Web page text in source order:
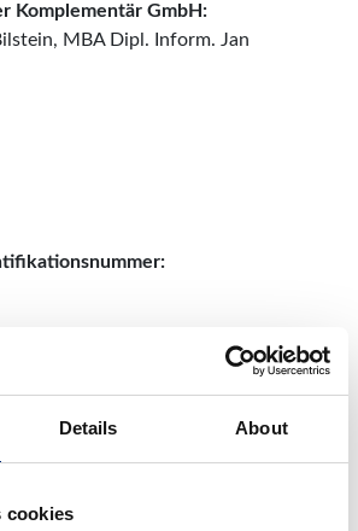
Details About
cookies
Komplementär GmbH:
MBA Dipl. Inform. Jan
unterliegen - sofern nicht anders